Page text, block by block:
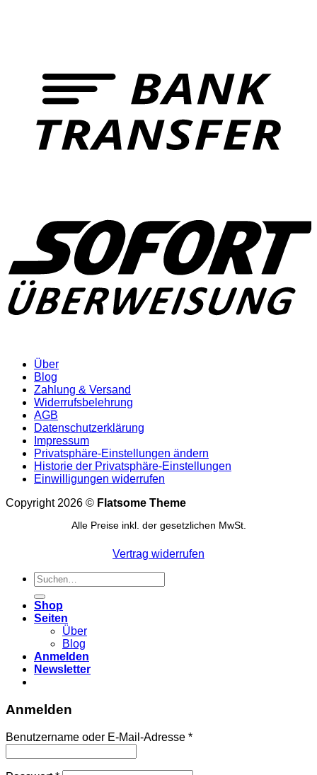
Über
Blog
Zahlung & Versand
Widerrufsbelehrung
AGB
Datenschutzerklärung
Impressum
Privatsphäre-Einstellungen ändern
Historie der Privatsphäre-Einstellungen
Einwilligungen widerrufen
Copyright 2026 © Flatsome Theme
Alle Preise inkl. der gesetzlichen MwSt.
Vertrag widerrufen
Suchen
nach:
Shop
Seiten
Über
Blog
Anmelden
Newsletter
Anmelden
Benutzername oder E-Mail-Adresse *Erforderlich